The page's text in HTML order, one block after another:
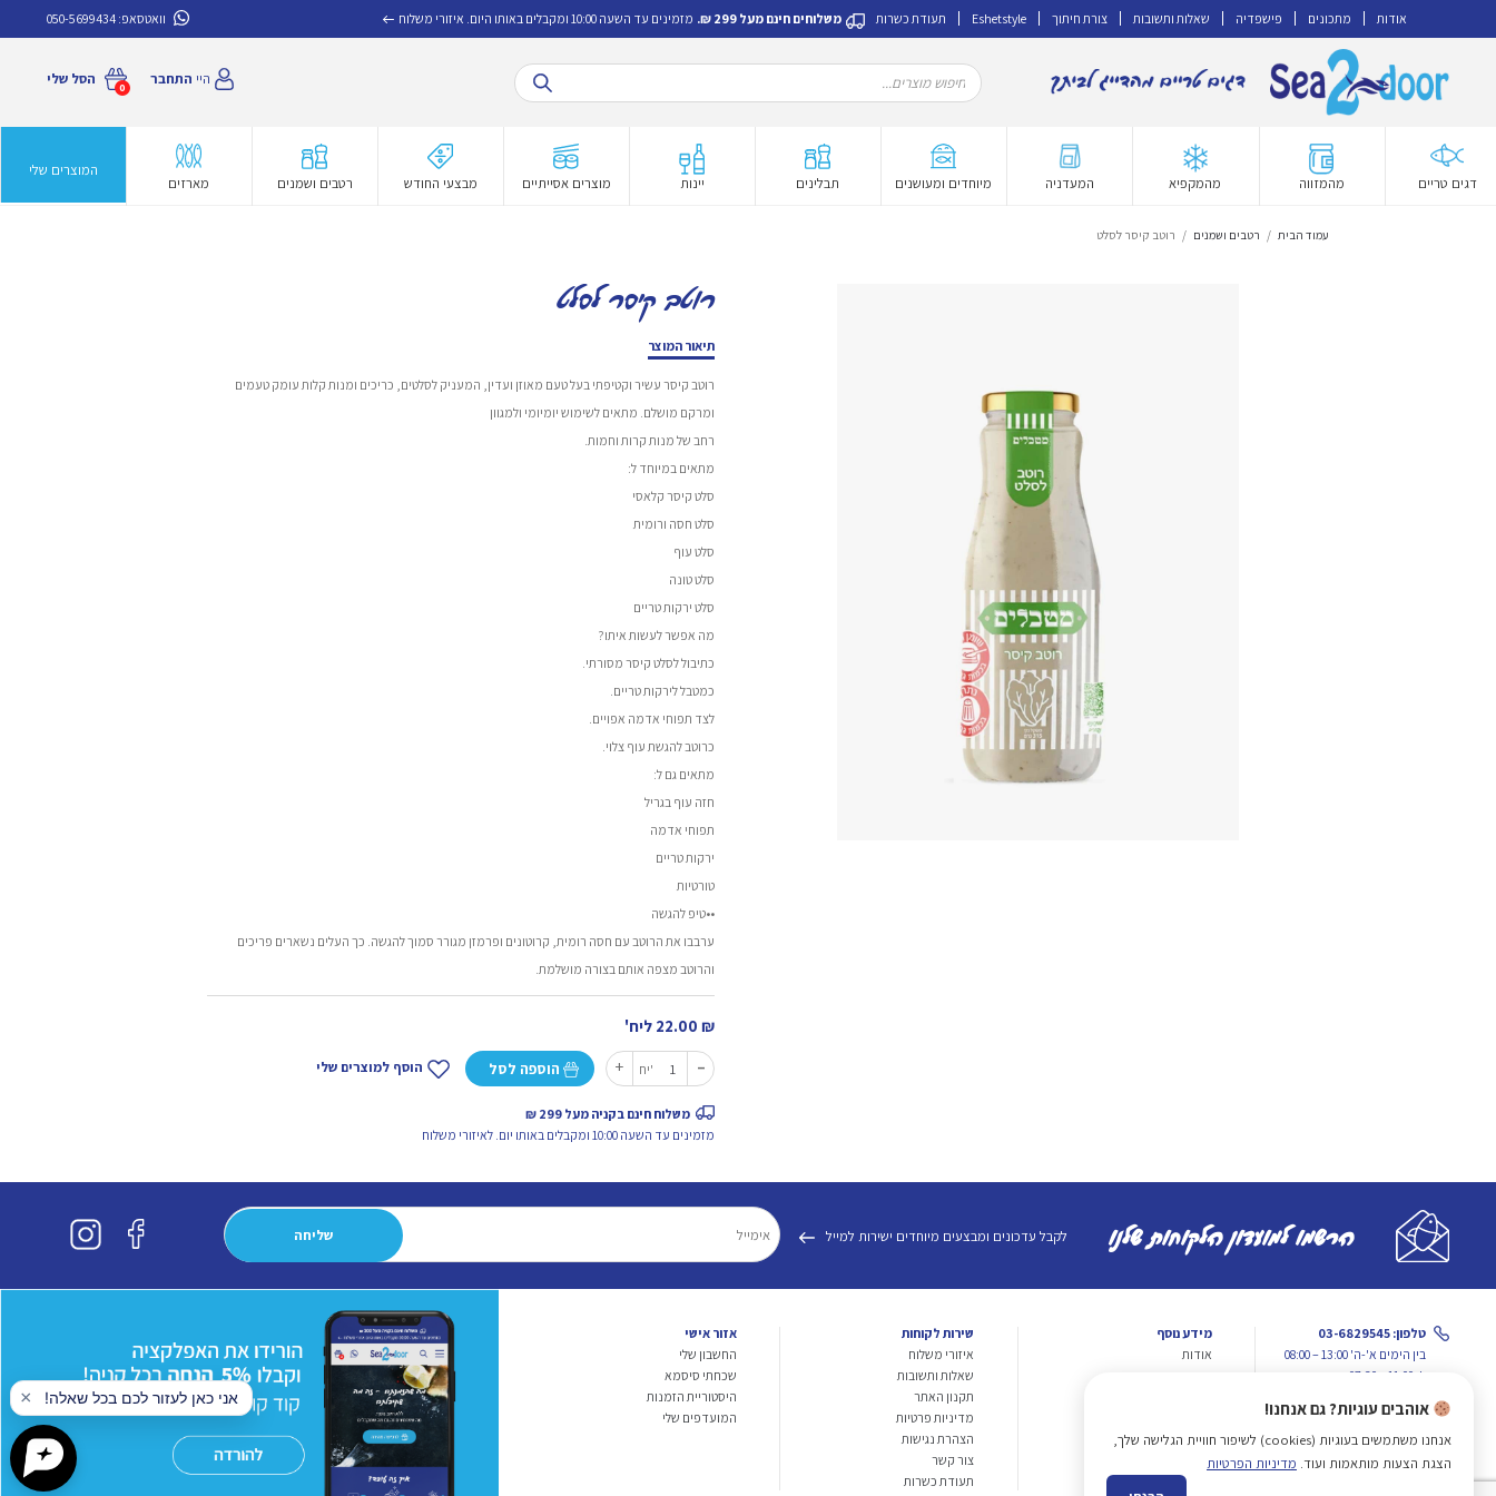
אודות מתכונים פישפדיה שאלות ותשובות צורת חיתוך Eshetstyle תעודת כשרות משלוחים חינם מעל 299 ₪. מזמינים עד השעה 10:00 ומקבלים באותו היום. איזורי משלוח וואטסאפ: 050-5699434
לניווט
לתוכן
הסל שלי 0 היי התחבר
Products
search
דגים טריים מהמזווה מהמקפיא המעדניה מיוחדים ומעושנים תבלינים יינות מוצרים אסייתיים מבצעי החודש רטבים ושמנים מארזים
המוצרים שלי
עמוד הבית / רטבים ושמנים / רוטב קיסר לסלט
רוטב קיסר לסלט
תיאור המוצר
רוטב קיסר עשיר וקטיפתי בעל טעם מאוזן ועדין, המעניק לסלטים, כריכים ומנות קלות עומק טעמים
ומרקם מושלם. מתאים לשימוש יומיומי ולמגוון
רחב של מנות קרות וחמות.
מתאים במיוחד ל:
סלט קיסר קלאסי
סלט חסה ורומית
סלט עוף
סלט טונה
סלט ירקות טריים
מה אפשר לעשות איתו?
כתיבול לסלט קיסר מסורתי.
כמטבל לירקות טריים.
לצד תפוחי אדמה אפויים.
כרוטב להגשת עוף צלוי.
מתאים גם ל:
חזה עוף בגריל
תפוחי אדמה
ירקות טריים
טורטיות
••טיפ להגשה
ערבבו את הרוטב עם חסה רומית, קרוטונים ופרמזן מגורר סמוך להגשה. כך העלים נשארים פריכים
והרוטב מצפה אותם בצורה מושלמת.
22.00 ₪ ליח'
-
כמות
של
רוטב
קיסר
יח' + הוספה לסל הוסף למוצרים שלי
משלוח חינם בקניה מעל 299 ₪
מזמינים עד השעה 10:00 ומקבלים באותו יום.
לאיזורי משלוח
הרשמו למועדון הלקוחות שלנו לקבל עדכונים ומבצעים מיוחדים ישירות למייל
טלפון: 03-6829545
בין הימים א'-ה' 13:00 – 08:00
ו': 11:00 – 07:30
וואטסאפ: 050-5699434
SEA2DOOR
מידע נוסף
אודות
שירות לקוחות
איזורי משלוח
שאלות ותשובות
תקנון האתר
מדיניות פרטיות
הצהרת נגישות
צור קשר
תעודת כשרות
אזור אישי
החשבון שלי
שכחתי סיסמא
היסטוריית הזמנות
המועדפים שלי
אוהבים עוגיות? גם אנחנו!
אנחנו משתמשים בעוגיות (cookies) לשיפור חוויית הגלישה שלך,
הצגת הצעות מותאמות ועוד. מדיניות הפרטיות